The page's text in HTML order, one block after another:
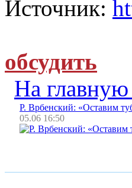
Источник:
обсудить
На
Р. Врбенский: «Оставим
05.06 16:50